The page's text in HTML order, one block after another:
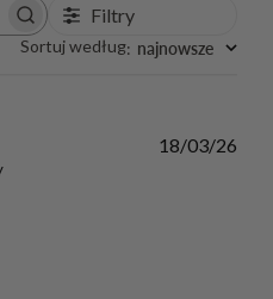
Filtry
Sortuj według: najnowsze
18/03/26